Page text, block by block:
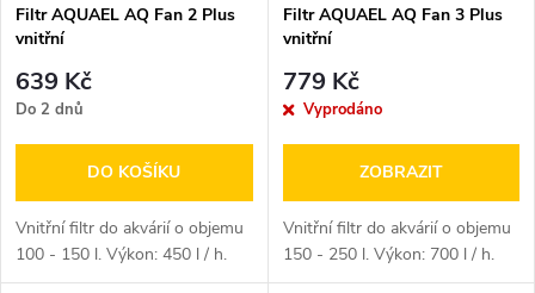
Filtr AQUAEL AQ Fan 2 Plus
vnitřní
639 Kč
Do 2 dnů
DO KOŠÍKU
Vnitřní filtr do akvárií o objemu
100 - 150 l. Výkon: 450 l / h.
Filtr AQUAEL AQ Fan 3 Plus
vnitřní
779 Kč
Vyprodáno
ZOBRAZIT
Vnitřní filtr do akvárií o objemu
150 - 250 l. Výkon: 700 l / h.